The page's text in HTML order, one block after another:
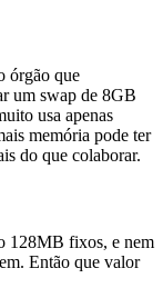
órgão que
um swap de 8GB
usa apenas
memória pode ter
do que colaborar.
128MB fixos, e nem
Então que valor